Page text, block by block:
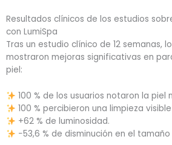
Resultados clínicos de los estudios
con LumiSpa
Tras un estudio clínico de 12 semanas,
mostraron mejoras significativas en
piel:
100 % de los usuarios notaron la piel
100 % percibieron una limpieza
+62 % de luminosidad.
−53,6 % de disminución en el